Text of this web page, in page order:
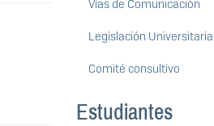
Vías de Comunicación
Legislación Universitaria
Comité consultivo
Estudiantes